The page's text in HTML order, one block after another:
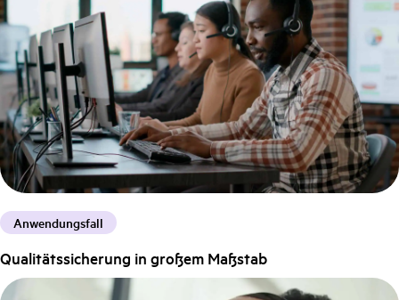
Anwendungsfall
Qualitätssicherung in großem Maßstab